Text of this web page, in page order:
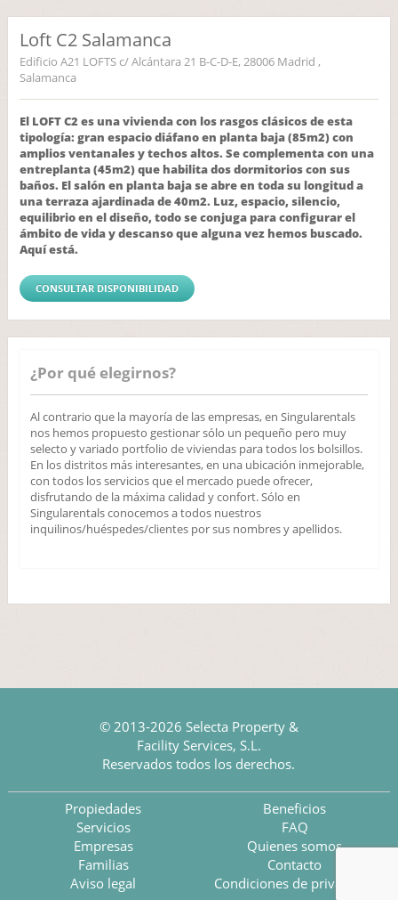
Loft C2 Salamanca
Edificio A21 LOFTS c/ Alcántara 21 B-C-D-E, 28006 Madrid ,
Salamanca
El LOFT C2 es una vivienda con los rasgos clásicos de esta
tipología: gran espacio diáfano en planta baja (85m2) con
amplios ventanales y techos altos. Se complementa con una
entreplanta (45m2) que habilita dos dormitorios con sus
baños. El salón en planta baja se abre en toda su longitud a
una terraza ajardinada de 40m2. Luz, espacio, silencio,
equilibrio en el diseño, todo se conjuga para configurar el
ámbito de vida y descanso que alguna vez hemos buscado.
Aquí está.
CONSULTAR DISPONIBILIDAD
¿Por qué elegirnos?
Al contrario que la mayoría de las empresas, en Singularentals
nos hemos propuesto gestionar sólo un pequeño pero muy
selecto y variado portfolio de viviendas para todos los bolsillos.
En los distritos más interesantes, en una ubicación inmejorable,
con todos los servicios que el mercado puede ofrecer,
disfrutando de la máxima calidad y confort. Sólo en
Singularentals conocemos a todos nuestros
inquilinos/huéspedes/clientes por sus nombres y apellidos.
© 2013-2026 Selecta Property &
Facility Services, S.L.
Reservados todos los derechos.
Propiedades
Servicios
Empresas
Familias
Aviso legal
Beneficios
FAQ
Quienes somos
Contacto
Condiciones de privacidad